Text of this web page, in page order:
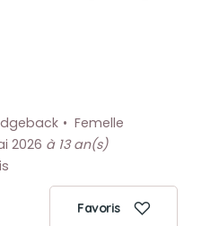
Femelle
2026 à 13 an(s)
Favoris